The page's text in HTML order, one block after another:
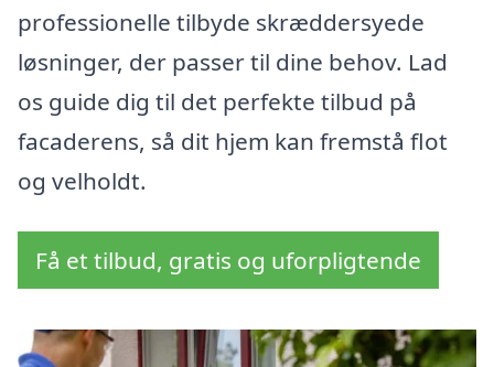
professionelle tilbyde skræddersyede
løsninger, der passer til dine behov. Lad
os guide dig til det perfekte tilbud på
facaderens, så dit hjem kan fremstå flot
og velholdt.
Få et tilbud, gratis og uforpligtende